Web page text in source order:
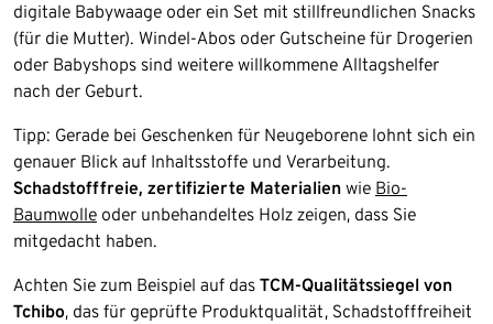
digitale Babywaage oder ein Set mit stillfreundlichen Snacks
(für die Mutter). Windel-Abos oder Gutscheine für Drogerien
oder Babyshops sind weitere willkommene Alltagshelfer
nach der Geburt.
Tipp: Gerade bei Geschenken für Neugeborene lohnt sich ein
genauer Blick auf Inhaltsstoffe und Verarbeitung.
Schadstofffreie, zertifizierte Materialien wie Bio-
Baumwolle oder unbehandeltes Holz zeigen, dass Sie
mitgedacht haben.
Achten Sie zum Beispiel auf das TCM-Qualitätssiegel von
Tchibo, das für geprüfte Produktqualität, Schadstofffreiheit